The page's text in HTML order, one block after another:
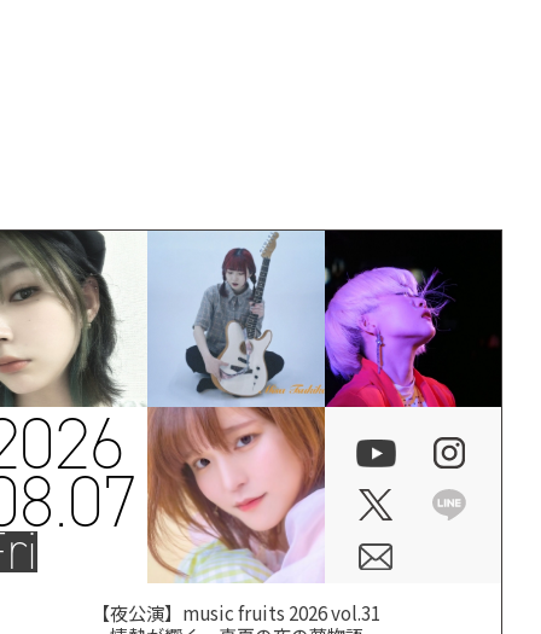
【夜公演】music fruits 2026 vol.31